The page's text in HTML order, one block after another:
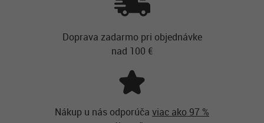
Doprava zadarmo pri objednávke
nad 100 €
Nákup u nás odporúča viac ako 97 %